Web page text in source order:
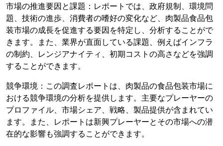
市場の推進要因と課題：レポートでは、政府規制、環境問
題、技術の進歩、消費者の嗜好の変化など、肉製品食品包
装市場の成長を促進する要因を特定し、分析することがで
きます。また、業界が直面している課題、例えばインフラ
の制約、レンジアナイティ、初期コストの高さなどを強調
することができます。
競争環境：この調査レポートは、肉製品の食品包装市場に
おける競争環境の分析を提供します。主要なプレーヤーの
プロファイル、市場シェア、戦略、製品提供が含まれてい
ます。また、レポートは新興プレーヤーとその市場への潜
在的な影響も強調することができます。